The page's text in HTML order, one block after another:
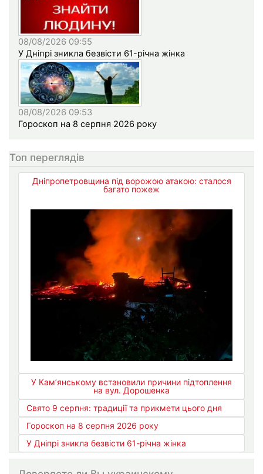
08/08/2026 09:55
У Дніпрі зникла безвісти 61-річна жінка
08/08/2026 09:53
Гороскоп на 8 серпня 2026 року
Топ переглядів
Дніпропетровщина під ворожою атакою: сталося
багато пожеж
У Кам’янському встановили причини підтоплення
на вул. Дорошенка
Свято 9 серпня: традиції та прикмети цього дня
Гороскоп на 8 серпня 2026 року
У Дніпрі зникла безвісти 61-річна жінка